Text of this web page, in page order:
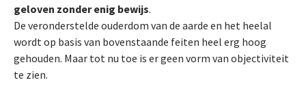
geloven zonder enig bewijs.
De veronderstelde ouderdom van de aarde en het heelal
wordt op basis van bovenstaande feiten heel erg hoog
gehouden. Maar tot nu toe is er geen vorm van objectiviteit
te zien.